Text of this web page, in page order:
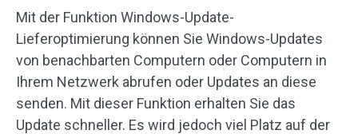
Mit der Funktion Windows-Update-
Lieferoptimierung können Sie Windows-Updates
von benachbarten Computern oder Computern in
Ihrem Netzwerk abrufen oder Updates an diese
senden. Mit dieser Funktion erhalten Sie das
Update schneller. Es wird jedoch viel Platz auf der